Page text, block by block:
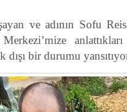
ve adının Sofu
dışı bir durumu